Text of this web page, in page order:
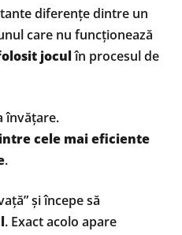
diferențe dintre un
care nu funcționează
joculîn procesul de
învățare.
cele mai eficiente
.
și începe să
. Exact acolo apare